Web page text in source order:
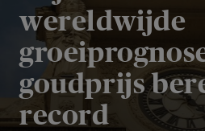
wereldwijde
goudprijs
record